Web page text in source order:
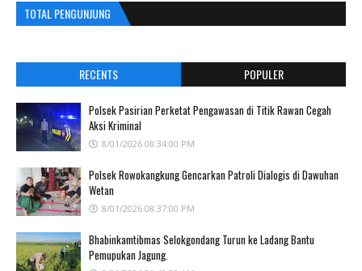
TOTAL PENGUNJUNG
RECENTS POPULER
Polsek Pasirian Perketat Pengawasan di Titik Rawan Cegah
Aksi Kriminal
8/01/2026 08:34:00 PM
Polsek Rowokangkung Gencarkan Patroli Dialogis di Dawuhan
Wetan
8/01/2026 08:37:00 PM
Bhabinkamtibmas Selokgondang Turun ke Ladang Bantu
Pemupukan Jagung.